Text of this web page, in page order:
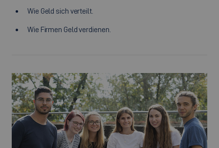
Wie Geld sich verteilt.
Wie Firmen Geld verdienen.